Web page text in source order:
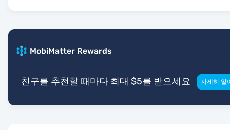
MobiMatter Rewards
친구를 추천할 때마다 최대 $5를 받으세요 자세히 알